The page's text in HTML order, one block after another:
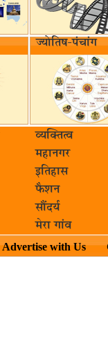
ज्योतिष-पंचांग
व्यक्तित्व
महानगर
इतिहास
फैशन
सौंदर्य
मेरा गांव
Advertise with Us